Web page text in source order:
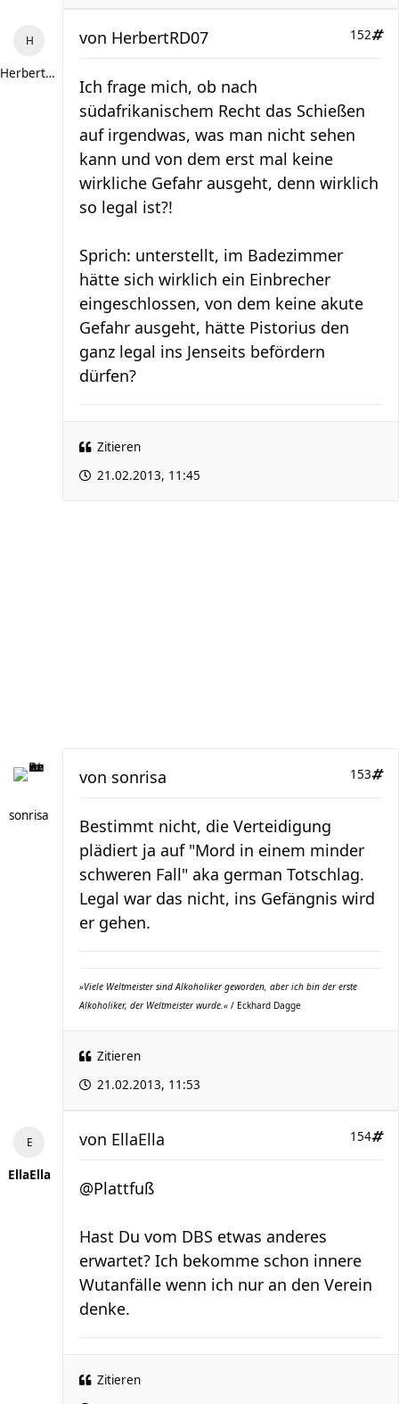
HerbertRD07
152
von HerbertRD07
Ich frage mich, ob nach
südafrikanischem Recht das Schießen
auf irgendwas, was man nicht sehen
kann und von dem erst mal keine
wirkliche Gefahr ausgeht, denn wirklich
so legal ist?!
Sprich: unterstellt, im Badezimmer
hätte sich wirklich ein Einbrecher
eingeschlossen, von dem keine akute
Gefahr ausgeht, hätte Pistorius den
ganz legal ins Jenseits befördern
dürfen?
Zitieren
21.02.2013, 11:45
sonrisa
153
von sonrisa
Bestimmt nicht, die Verteidigung
plädiert ja auf "Mord in einem minder
schweren Fall" aka german Totschlag.
Legal war das nicht, ins Gefängnis wird
er gehen.
»Viele Weltmeister sind Alkoholiker geworden, aber ich bin der erste
Alkoholiker, der Weltmeister wurde.« / Eckhard Dagge
Zitieren
21.02.2013, 11:53
EllaElla
154
von EllaElla
@Plattfuß
Hast Du vom DBS etwas anderes
erwartet? Ich bekomme schon innere
Wutanfälle wenn ich nur an den Verein
denke.
Zitieren